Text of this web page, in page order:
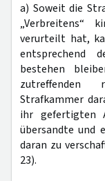
a) Soweit die
„Verbreitens“
verurteilt hat,
entsprechend
bestehen
zutreffenden
Strafkammer
ihr gefertigten
übersandte und
daran zu
23).